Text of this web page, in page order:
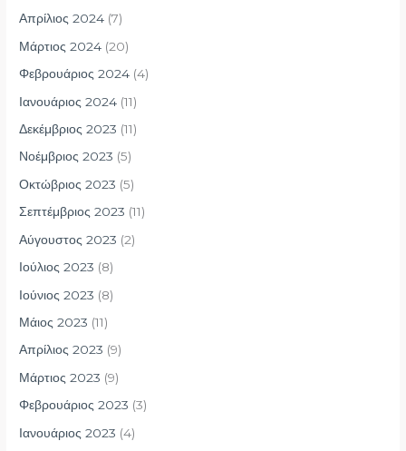
Απρίλιος 2024 (7)
Μάρτιος 2024 (20)
Φεβρουάριος 2024 (4)
Ιανουάριος 2024 (11)
Δεκέμβριος 2023 (11)
Νοέμβριος 2023 (5)
Οκτώβριος 2023 (5)
Σεπτέμβριος 2023 (11)
Αύγουστος 2023 (2)
Ιούλιος 2023 (8)
Ιούνιος 2023 (8)
Μάιος 2023 (11)
Απρίλιος 2023 (9)
Μάρτιος 2023 (9)
Φεβρουάριος 2023 (3)
Ιανουάριος 2023 (4)